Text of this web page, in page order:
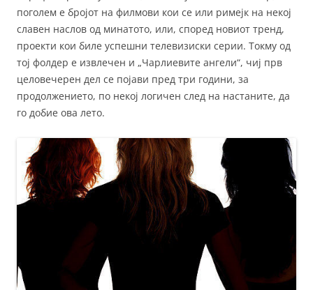
o
o
k
g
er
поголем е бројот на филмови кои се или римејк на некој
славен наслов од минатото, или, според новиот тренд,
проекти кои биле успешни телевизиски серии. Токму од
тој фолдер е извлечен и „Чарлиевите ангели“, чиј прв
целовечерен дел се појави пред три години, за
продолжението, по некој логичен след на настаните, да
го добие ова лето.